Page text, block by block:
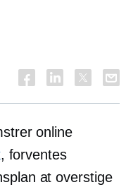
online
, forventes
at overstige